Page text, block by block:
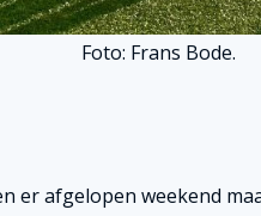
Foto: Frans Bode.
er afgelopen weekend